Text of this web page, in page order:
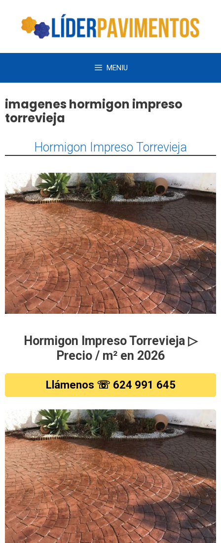
contenido
MENIU
imagenes hormigon impreso
torrevieja
Hormigon Impreso Torrevieja
Hormigon Impreso Torrevieja ▷
Precio / m² en 2026
Llámenos ☏ 624 991 645